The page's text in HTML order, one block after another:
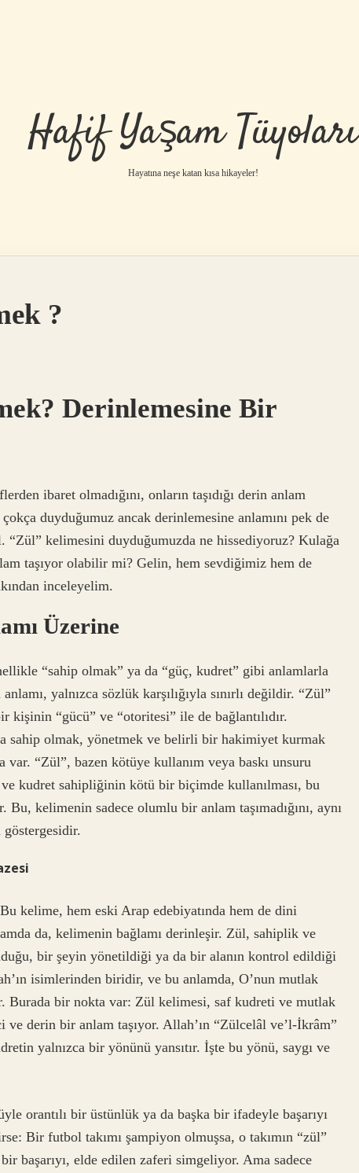
Hafif Yaşam Tüyoları
Hayatına neşe katan kısa hikayeler!
?
Derinlemesine Bir
ibaret olmadığını, onların taşıdığı derin anlam
duyduğumuz ancak derinlemesine anlamını pek de
“Zül” kelimesini duyduğumuzda ne hissediyoruz? Kulağa
taşıyor olabilir mi? Gelin, hem sevdiğimiz hem de
inceleyelim.
Üzerine
“sahip olmak” ya da “güç, kudret” gibi anlamlarla
yalnızca sözlük karşılığıyla sınırlı değildir. “Zül”
kişinin “gücü” ve “otoritesi” ile de bağlantılıdır.
sahip olmak, yönetmek ve belirli bir hakimiyet kurmak
“Zül”, bazen kötüye kullanım veya baskı unsuru
kudret sahipliğinin kötü bir biçimde kullanılması, bu
kelimenin sadece olumlu bir anlam taşımadığını, aynı
göstergesidir.
kelime, hem eski Arap edebiyatında hem de dini
da, kelimenin bağlamı derinleşir. Zül, sahiplik ve
bir şeyin yönetildiği ya da bir alanın kontrol edildiği
isimlerinden biridir, ve bu anlamda, O’nun mutlak
Burada bir nokta var: Zül kelimesi, saf kudreti ve mutlak
derin bir anlam taşıyor. Allah’ın “Zülcelâl ve’l-İkrâm”
yalnızca bir yönünü yansıtır. İşte bu yönü, saygı ve
orantılı bir üstünlük ya da başka bir ifadeyle başarıyı
Bir futbol takımı şampiyon olmuşsa, o takımın “zül”
başarıyı, elde edilen zaferi simgeliyor. Ama sadece